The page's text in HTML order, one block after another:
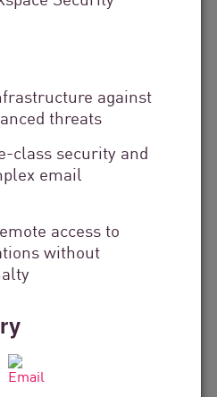
against
threats
class security and
email
access to
without
To A Single
2 Min. Lesezeit